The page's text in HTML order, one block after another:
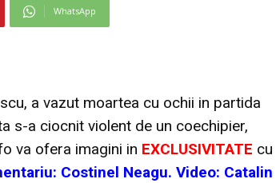
WhatsApp
a vazut moartea cu ochii in partida
s-a ciocnit violent de un coechipier,
va ofera imagini in EXCLUSIVITATE cu
Costinel Neagu. Video: Catalin